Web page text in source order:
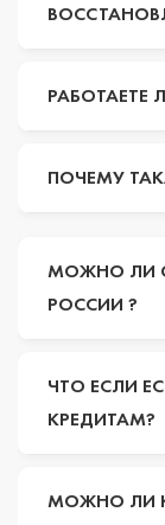
РАБОТАЕТЕ
ПОЧЕМУ
МОЖНО ЛИ
РОССИИ ?
ЧТО ЕСЛИ
КРЕДИТАМ?
МОЖНО ЛИ